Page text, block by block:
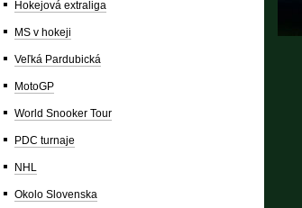
Hokejová extraliga
MS v hokeji
Veľká Pardubická
MotoGP
World Snooker Tour
PDC turnaje
NHL
Okolo Slovenska